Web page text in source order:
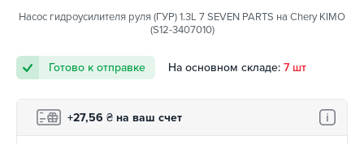
Насос гидроусилителя руля (ГУР) 1.3L 7 SEVEN PARTS на Chery KIMO
(S12-3407010)
Готово к отправке На основном складе: 7 шт
+27,56 ₴ на ваш счет